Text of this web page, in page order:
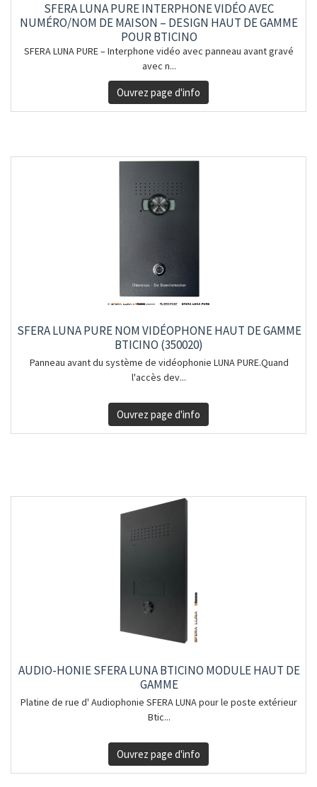
SFERA LUNA PURE INTERPHONE VIDÉO AVEC
NUMÉRO/NOM DE MAISON – DESIGN HAUT DE GAMME
POUR BTICINO
SFERA LUNA PURE – Interphone vidéo avec panneau avant gravé
avec n...
Ouvrez page d'info
SFERA LUNA PURE NOM VIDÉOPHONE HAUT DE GAMME
BTICINO (350020)
Panneau avant du système de vidéophonie LUNA PURE.Quand
l'accès dev...
Ouvrez page d'info
AUDIO-HONIE SFERA LUNA BTICINO MODULE HAUT DE
GAMME
Platine de rue d' Audiophonie SFERA LUNA pour le poste extérieur
Btic...
Ouvrez page d'info